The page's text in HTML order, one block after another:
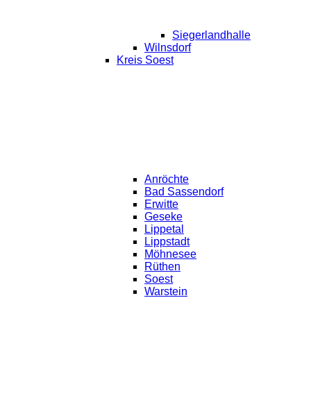
Siegerlandhalle
Wilnsdorf
Kreis Soest
Anröchte
Bad Sassendorf
Erwitte
Geseke
Lippetal
Lippstadt
Möhnesee
Rüthen
Soest
Warstein